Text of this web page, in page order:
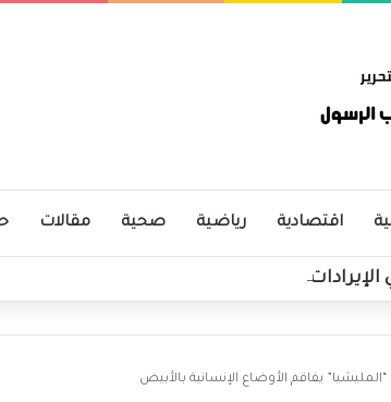
اقتصادية رياضية صحية مقالات
الحكومية
يفاقم الأوضاع الإنسانية بالأبيض